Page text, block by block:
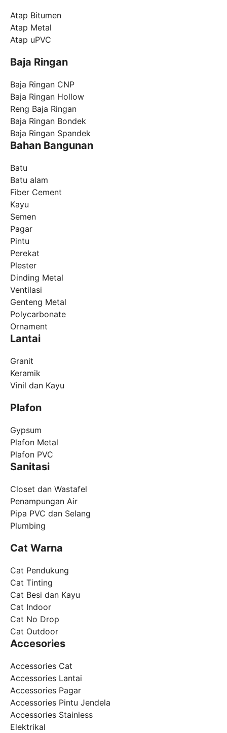
Atap Bitumen
Atap Metal
Atap uPVC
Baja Ringan
Baja Ringan CNP
Baja Ringan Hollow
Reng Baja Ringan
Baja Ringan Bondek
Baja Ringan Spandek
Bahan Bangunan
Batu
Batu alam
Fiber Cement
Kayu
Semen
Pagar
Pintu
Perekat
Plester
Dinding Metal
Ventilasi
Genteng Metal
Polycarbonate
Ornament
Lantai
Granit
Keramik
Vinil dan Kayu
Plafon
Gypsum
Plafon Metal
Plafon PVC
Sanitasi
Closet dan Wastafel
Penampungan Air
Pipa PVC dan Selang
Plumbing
Cat Warna
Cat Pendukung
Cat Tinting
Cat Besi dan Kayu
Cat Indoor
Cat No Drop
Cat Outdoor
Accesories
Accessories Cat
Accessories Lantai
Accessories Pagar
Accessories Pintu Jendela
Accessories Stainless
Elektrikal